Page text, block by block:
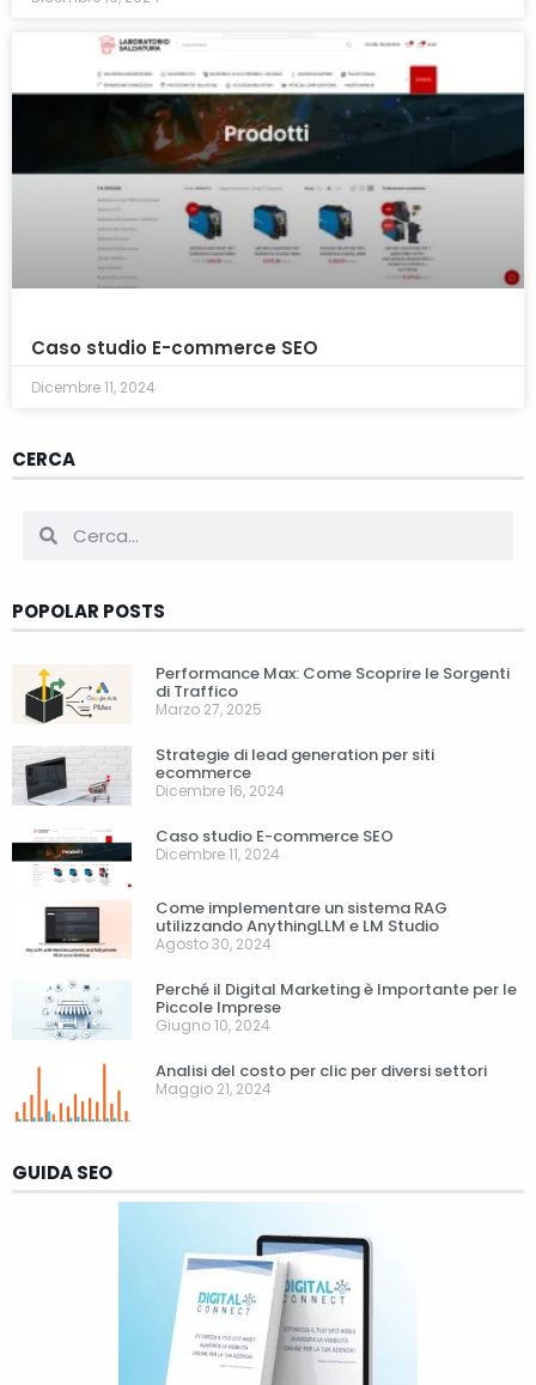
Caso studio E-commerce SEO
Dicembre 11, 2024
CERCA
POPOLAR POSTS
Performance Max: Come Scoprire le Sorgenti
di Traffico
Marzo 27, 2025
Strategie di lead generation per siti
ecommerce
Dicembre 16, 2024
Caso studio E-commerce SEO
Dicembre 11, 2024
Come implementare un sistema RAG
utilizzando AnythingLLM e LM Studio
Agosto 30, 2024
Perché il Digital Marketing è Importante per le
Piccole Imprese
Giugno 10, 2024
Analisi del costo per clic per diversi settori
Maggio 21, 2024
GUIDA SEO